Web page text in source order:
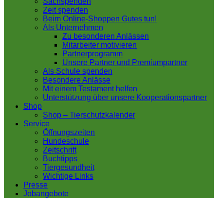
Zeit spenden
Beim Online-Shoppen Gutes tun!
Als Unternehmen
Zu besonderen Anlässen
Mitarbeiter motivieren
Partnerprogramm
Unsere Partner und Premiumpartner
Als Schule spenden
Besondere Anlässe
Mit einem Testament helfen
Unterstützung über unsere Kooperationspartner
Shop
Shop – Tierschutzkalender
Service
Öffnungszeiten
Hundeschule
Zeitschrift
Buchtipps
Tiergesundheit
Wichtige Links
Presse
Jobangebote